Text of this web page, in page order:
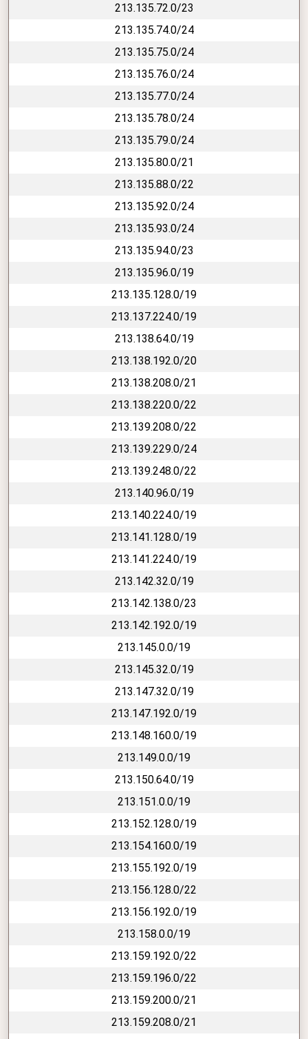
213.135.72.0/23
213.135.74.0/24
213.135.75.0/24
213.135.76.0/24
213.135.77.0/24
213.135.78.0/24
213.135.79.0/24
213.135.80.0/21
213.135.88.0/22
213.135.92.0/24
213.135.93.0/24
213.135.94.0/23
213.135.96.0/19
213.135.128.0/19
213.137.224.0/19
213.138.64.0/19
213.138.192.0/20
213.138.208.0/21
213.138.220.0/22
213.139.208.0/22
213.139.229.0/24
213.139.248.0/22
213.140.96.0/19
213.140.224.0/19
213.141.128.0/19
213.141.224.0/19
213.142.32.0/19
213.142.138.0/23
213.142.192.0/19
213.145.0.0/19
213.145.32.0/19
213.147.32.0/19
213.147.192.0/19
213.148.160.0/19
213.149.0.0/19
213.150.64.0/19
213.151.0.0/19
213.152.128.0/19
213.154.160.0/19
213.155.192.0/19
213.156.128.0/22
213.156.192.0/19
213.158.0.0/19
213.159.192.0/22
213.159.196.0/22
213.159.200.0/21
213.159.208.0/21